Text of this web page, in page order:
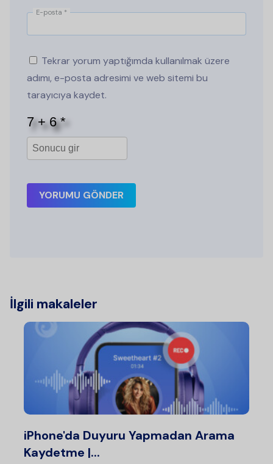
E-posta *
Tekrar yorum yaptığımda kullanılmak üzere
adımı, e-posta adresimi ve web sitemi bu
tarayıcıya kaydet.
YORUMU GÖNDER
İlgili makaleler
iPhone'da Duyuru Yapmadan Arama
Kaydetme |...